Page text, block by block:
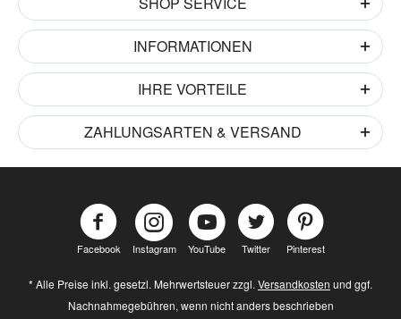
INFORMATIONEN
IHRE VORTEILE
ZAHLUNGSARTEN & VERSAND
Facebook Instagram YouTube Twitter Pinterest
* Alle Preise inkl. gesetzl. Mehrwertsteuer zzgl. Versandkosten und ggf.
Nachnahmegebühren, wenn nicht anders beschrieben